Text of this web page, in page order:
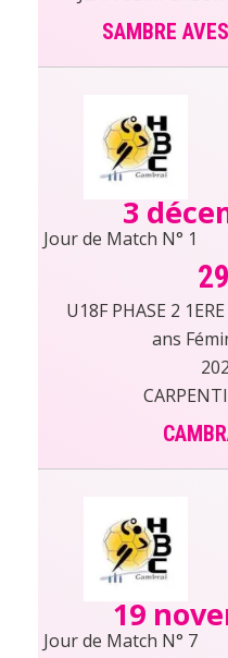
SAMBRE
3
Jour de Match N° 1
29
U18F PHASE 2
ans
19
Jour de Match N° 7